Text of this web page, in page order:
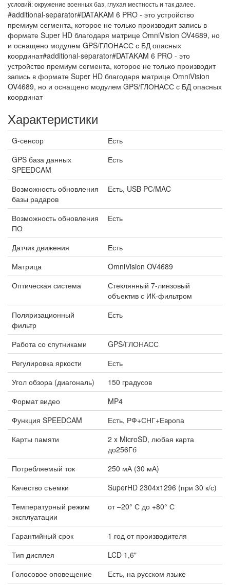
условий: окружение военных баз, глухая местность и так далее.
#additional-separator#DATAKAM 6 PRO - это устройство
премиум сегмента, которое не только производит запись в
формате Super HD благодаря матрице OmniVision OV4689, но
и оснащено модулем GPS/ГЛОНАСС с БД опасных
координат#additional-separator#DATAKAM 6 PRO - это
устройство премиум сегмента, которое не только производит
запись в формате Super HD благодаря матрице OmniVision
OV4689, но и оснащено модулем GPS/ГЛОНАСС с БД опасных
координат
Характеристики
G-сенсор
Есть
GPS база данных
SPEEDCAM
Есть
Возможность обновления
базы радаров
Есть, USB PC/MAC
Возможность обновления
ПО
Есть
Датчик движения
Есть
Матрица
OmniVision OV4689
Оптическая система
Стеклянный 7-линзовый
объектив с ИК-фильтром
Поляризационный
фильтр
Есть
Работа со спутниками
GPS/ГЛОНАСС
Регулировка яркости
Есть
Угол обзора (диагональ)
150 градусов
Формат видео
MP4
Функция SPEEDCAM
Есть, РФ+СНГ+Европа
Карты памяти
2 x MicroSD, любая карта
до256Гб
Потребляемый ток
250 мА (30 мА)
Качество съемки
SuperHD 2304x1296 (при 30 к/с)
Температурный режим
эксплуатации
от –20° С до +80° С
Гарантийный срок
1 год от производителя
Тип дисплея
LCD 1,6"
Голосовое оповещение
Есть, на русском языке